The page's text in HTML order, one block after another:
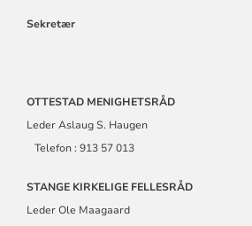
Sekretær
OTTESTAD MENIGHETSRÅD
Leder Aslaug S. Haugen
Telefon : 913 57 013
STANGE KIRKELIGE FELLESRÅD
Leder Ole Maagaard